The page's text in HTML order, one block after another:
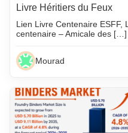
Livre Héritiers du Feux
Lien Livre Centenaire
centenaire – Amicale des […]
Mourad